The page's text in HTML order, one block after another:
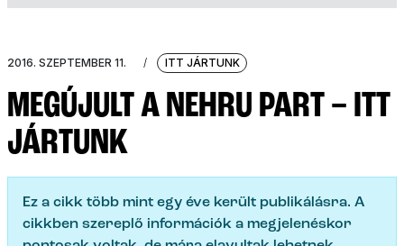
2016. SZEPTEMBER 11. / ITT JÁRTUNK
MEGÚJULT A NEHRU PART – ITT
JÁRTUNK
Ez a cikk több mint egy éve került publikálásra. A
cikkben szereplő információk a megjelenéskor